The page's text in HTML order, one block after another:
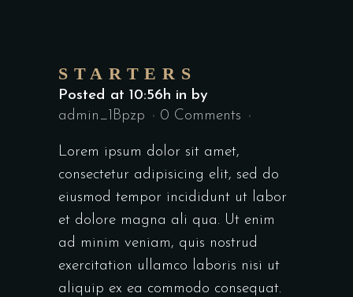
STARTERS
Posted at 10:56h in by
admin_1Bpzp
0 Comments
Lorem ipsum dolor sit amet,
consectetur adipisicing elit, sed do
eiusmod tempor incididunt ut labor
et dolore magna ali qua. Ut enim
ad minim veniam, quis nostrud
exercitation ullamco laboris nisi ut
aliquip ex ea commodo consequat.